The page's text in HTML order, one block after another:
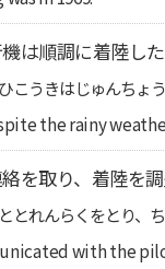
は順調に着陸した
こうきはじゅんちょ
the rainy
を取り、着陸を調
とれんらくをとり、
with the